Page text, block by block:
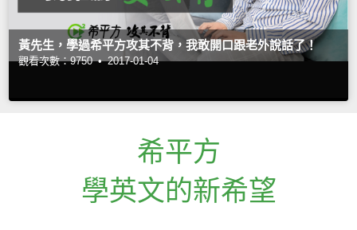
黃先生，學過希平方攻其不背，我敢開口跟老外說話了！
觀看次數：9750 • 2017-01-04
希平方
學英文的新希望